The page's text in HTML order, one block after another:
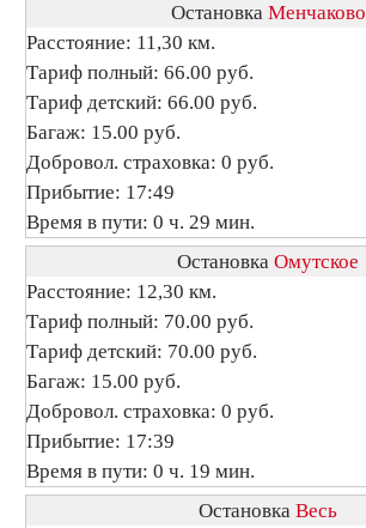
Остановка Менчаково
Расстояние: 11,30 км.
Тариф полный: 66.00 руб.
Тариф детский: 66.00 руб.
Багаж: 15.00 руб.
Добровол. страховка: 0 руб.
Прибытие: 17:49
Время в пути: 0 ч. 29 мин.
Остановка Омутское
Расстояние: 12,30 км.
Тариф полный: 70.00 руб.
Тариф детский: 70.00 руб.
Багаж: 15.00 руб.
Добровол. страховка: 0 руб.
Прибытие: 17:39
Время в пути: 0 ч. 19 мин.
Остановка Весь